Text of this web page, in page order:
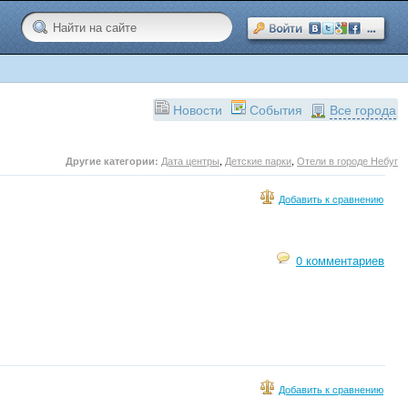
Все города
События
Новости
Другие категории: Дата центры, Детские парки, Отели в городе Небуг
Добавить к сравнению
0 комментариев
Добавить к сравнению